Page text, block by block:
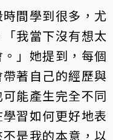
間學到很多，尤
我當下沒有想太
」她提到，每個
著自己的經歷與
能產生完全不同
習如何更好地表
是我的本意，以